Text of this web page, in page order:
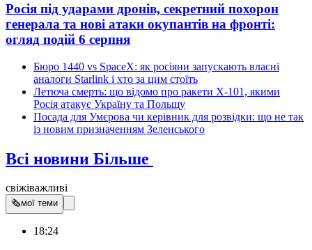
Росія під ударами дронів, секретний похорон
генерала та нові атаки окупантів на фронті:
огляд подій 6 серпня
Бюро 1440 vs SpaceX: як росіяни запускають власні
аналоги Starlink і хто за цим стоїть
Летюча смерть: що відомо про ракети Х-101, якими
Росія атакує Україну та Польщу
Посада для Умєрова чи керівник для розвідки: що не так
із новим призначенням Зеленського
Всі новини Більше
свіжіважливі
🗞мої теми
18:24